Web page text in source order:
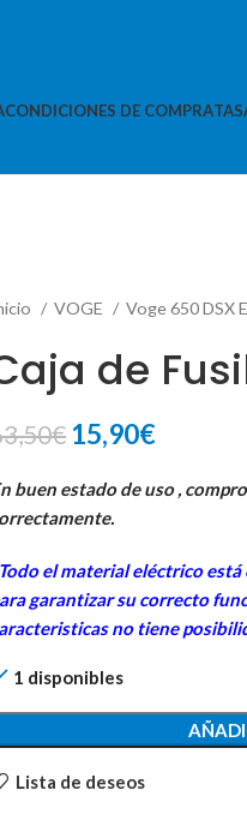
CONDICIONES DE COMPRA
VOGE Voge 650 DSX
de
€ El
original
era:
63,50€.
15,90€El
actual
15,90€.
buen estado de uso ,
el material eléctrico
garantizar su correcto
no tiene
1 disponibles
Lista de deseos